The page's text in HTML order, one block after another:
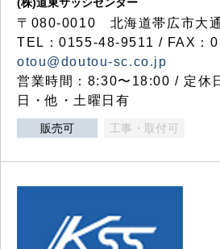
〒080-0010 北海道帯広市大
TEL：0155-48-9511 / FAX：
otou@doutou-sc.co.jp
営業時間：8:30〜18:00 / 定休
日・他・土曜日有
販売可 工事・取付可